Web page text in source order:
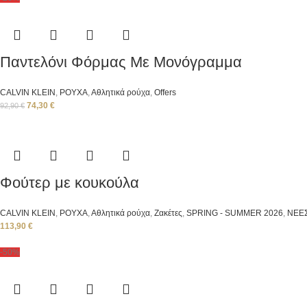
Παντελόνι Φόρμας Με Μονόγραμμα
CALVIN KLEIN , ΡΟΥΧΑ,Αθλητικά ρούχα, Offers
92,90€ 74,30 €
Φούτερ με κουκούλα
CALVIN KLEIN , ΡΟΥΧΑ,Αθλητικά ρούχα, Ζακέτες, SPRING - SUMMER 2026,
113,90 €
-50%